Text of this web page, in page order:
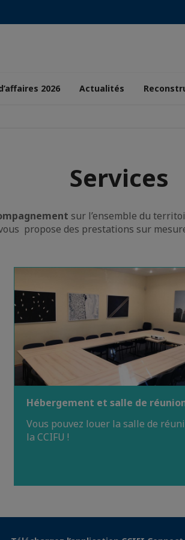
2026 Actualités
Services
sur l’ensemble du
propose des prestations sur
Hébergement et salle de
Vous pouvez louer la salle de
la CCIFU !